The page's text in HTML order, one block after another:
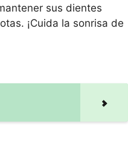
sus dientes
¡Cuida la sonrisa de